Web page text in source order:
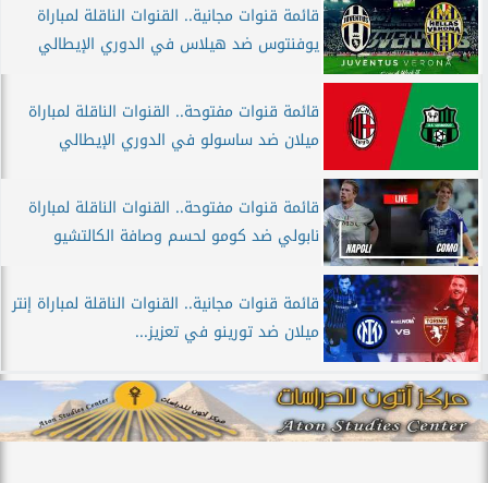
قائمة قنوات مجانية.. القنوات الناقلة لمباراة
يوفنتوس ضد هيلاس في الدوري الإيطالي
قائمة قنوات مفتوحة.. القنوات الناقلة لمباراة
ميلان ضد ساسولو في الدوري الإيطالي
قائمة قنوات مفتوحة.. القنوات الناقلة لمباراة
نابولي ضد كومو لحسم وصافة الكالتشيو
قائمة قنوات مجانية.. القنوات الناقلة لمباراة إنتر
ميلان ضد تورينو في تعزيز...